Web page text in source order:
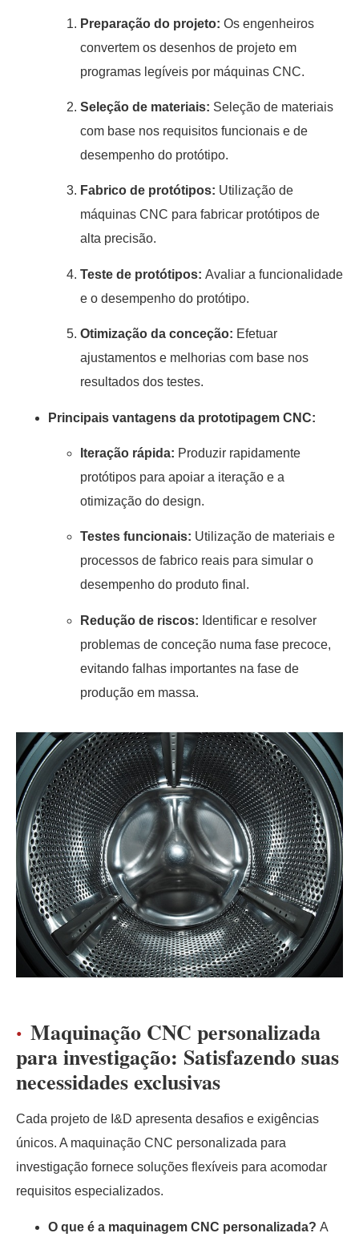
Preparação do projeto: Os engenheiros
convertem os desenhos de projeto em
programas legíveis por máquinas CNC.
Seleção de materiais: Seleção de materiais
com base nos requisitos funcionais e de
desempenho do protótipo.
Fabrico de protótipos: Utilização de
máquinas CNC para fabricar protótipos de
alta precisão.
Teste de protótipos: Avaliar a funcionalidade
e o desempenho do protótipo.
Otimização da conceção: Efetuar
ajustamentos e melhorias com base nos
resultados dos testes.
Principais vantagens da prototipagem CNC:
Iteração rápida: Produzir rapidamente
protótipos para apoiar a iteração e a
otimização do design.
Testes funcionais: Utilização de materiais e
processos de fabrico reais para simular o
desempenho do produto final.
Redução de riscos: Identificar e resolver
problemas de conceção numa fase precoce,
evitando falhas importantes na fase de
produção em massa.
Maquinação CNC personalizada
para investigação: Satisfazendo suas
necessidades exclusivas
Cada projeto de I&D apresenta desafios e exigências
únicos. A maquinação CNC personalizada para
investigação fornece soluções flexíveis para acomodar
requisitos especializados.
O que é a maquinagem CNC personalizada? A